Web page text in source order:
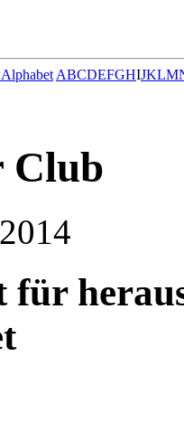
ABCDEFGHIJKLM
Club
für